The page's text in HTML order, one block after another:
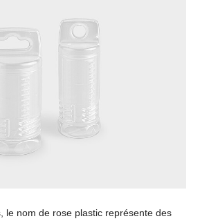
le nom de rose plastic représente des